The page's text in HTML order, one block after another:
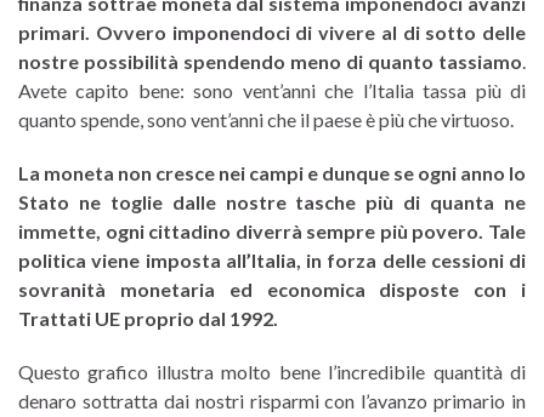
primari. Ovvero imponendoci di vivere al di sotto delle
nostre possibilità spendendo meno di quanto tassiamo.
Avete capito bene: sono vent’anni che l’Italia tassa più di
quanto spende, sono vent’anni che il paese è più che virtuoso.
La moneta non cresce nei campi e dunque se ogni anno lo
Stato ne toglie dalle nostre tasche più di quanta ne
immette, ogni cittadino diverrà sempre più povero. Tale
politica viene imposta all’Italia, in forza delle cessioni di
sovranità monetaria ed economica disposte con i
Trattati UE proprio dal 1992.
Questo grafico illustra molto bene l’incredibile quantità di
denaro sottratta dai nostri risparmi con l’avanzo primario in